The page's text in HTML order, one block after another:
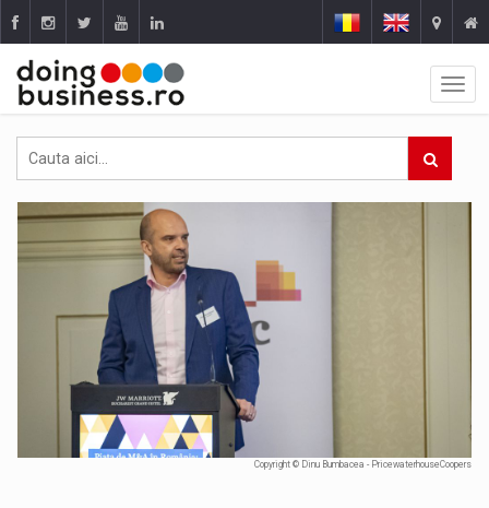
Copyright © Dinu Bumbacea - PricewaterhouseCoopers